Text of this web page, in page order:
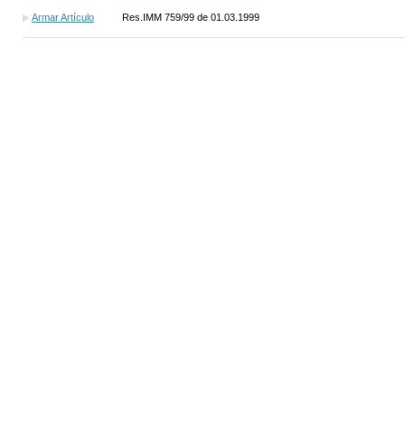
Armar Artículo Res.IMM 759/99 de 01.03.1999